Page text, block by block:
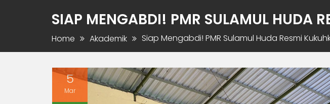
SIAP MENGABDI! PMR SULAMUL HUDA
Home Akademik Siap Mengabdi! PMR Sulamul Huda Resmi
5
Mar